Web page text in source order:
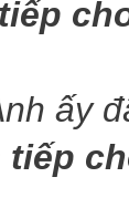
ấy
tiếp